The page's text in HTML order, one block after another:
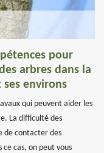
pour
arbres dans la
ses environs
qui peuvent aider les
La difficulté des
de contacter des
cas, on peut vous